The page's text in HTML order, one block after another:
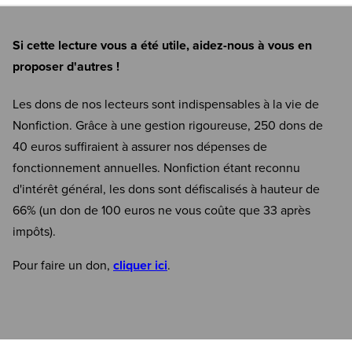
Si cette lecture vous a été utile, aidez-nous à vous en
proposer d'autres !
Les dons de nos lecteurs sont indispensables à la vie de
Nonfiction. Grâce à une gestion rigoureuse, 250 dons de
40 euros suffiraient à assurer nos dépenses de
fonctionnement annuelles. Nonfiction étant reconnu
d'intérêt général, les dons sont défiscalisés à hauteur de
66% (un don de 100 euros ne vous coûte que 33 après
impôts).
Pour faire un don, cliquer ici.